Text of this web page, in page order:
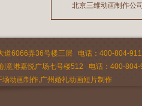
2026/02/24
北京三维动画制作公
2026/02/09
道6066弄36号楼三层 电话：400-804-
意港嘉悦广场七号楼512 电话：400-
动画制作,广州婚礼动画短片制作